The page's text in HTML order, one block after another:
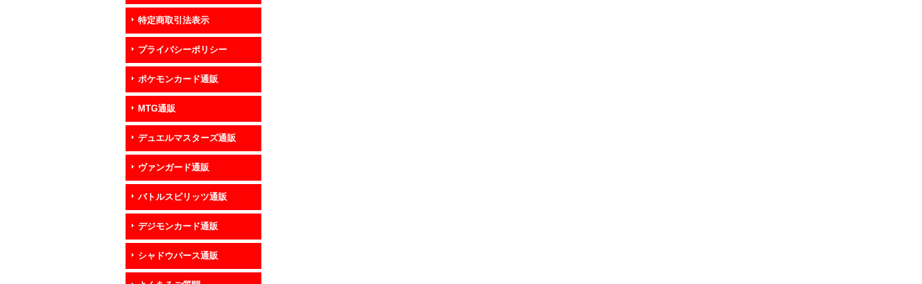
特定商取引法表示
プライバシーポリシー
ポケモンカード通販
MTG通販
デュエルマスターズ通販
ヴァンガード通販
バトルスピリッツ通販
デジモンカード通販
シャドウバース通販